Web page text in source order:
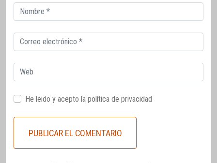
Correo
electrónico
Correo
electrónico
Web
He leido y acepto la política de privacidad